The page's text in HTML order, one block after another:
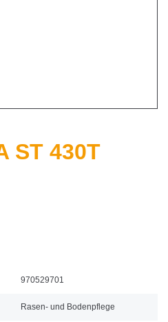
ST 430T
970529701
Rasen- und Bodenpflege